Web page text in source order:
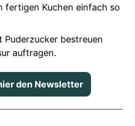
fertigen Kuchen einfach so
Puderzucker bestreuen
auftragen.
den Newsletter